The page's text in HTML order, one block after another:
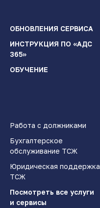
ОБНОВЛЕНИЯ СЕРВИСА
ИНСТРУКЦИЯ ПО «АДС
365»
ОБУЧЕНИЕ
Работа с должниками
Бухгалтерское
обслуживание ТСЖ
Юридическая поддержка
ТСЖ
Посмотреть все услуги
и сервисы